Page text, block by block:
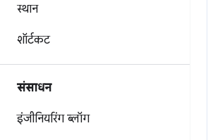
स्थान
शॉर्टकट
संसाधन
इंजीनियरिंग ब्लॉग